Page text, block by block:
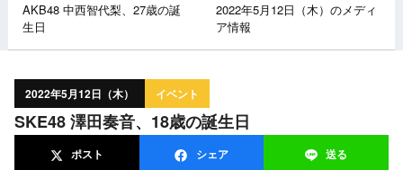
AKB48 中西智代梨、27歳の誕
生日
2022年5月12日（木）のメディ
ア情報
2022年5月12日（木） イベント
SKE48 澤田奏音、18歳の誕生日
ポスト シェア 送る